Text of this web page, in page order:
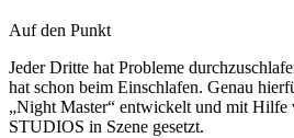
Auf den Punkt
Jeder Dritte hat Probleme
hat schon beim Einschlafen. Genau
„Night Master“ entwickelt und mit
STUDIOS in Szene gesetzt.